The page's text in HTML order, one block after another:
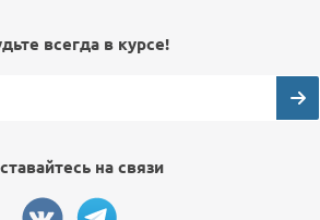
всегда в курсе!
на связи